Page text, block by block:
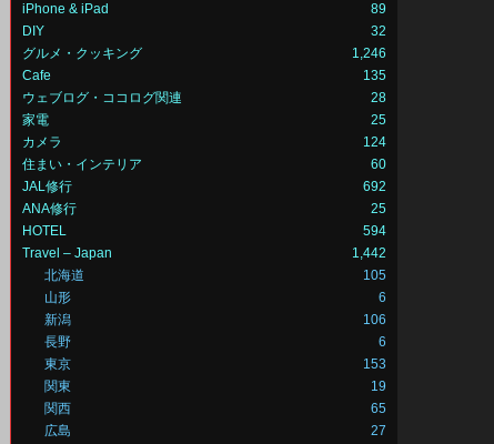
iPhone & iPad
89
DIY
32
グルメ・クッキング
1,246
Cafe
135
ウェブログ・ココログ関連
28
家電
25
カメラ
124
住まい・インテリア
60
JAL修行
692
ANA修行
25
HOTEL
594
Travel – Japan
1,442
北海道
105
山形
6
新潟
106
長野
6
東京
153
関東
19
関西
65
広島
27